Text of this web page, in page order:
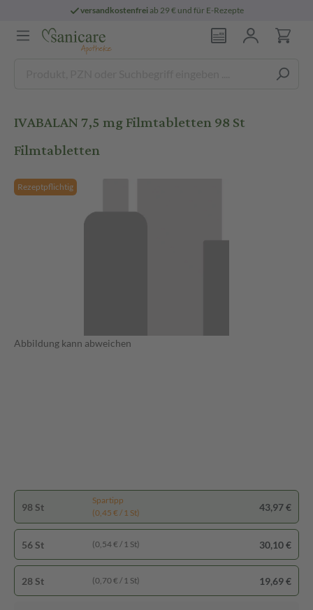
versandkostenfreiab 29 € und für E-Rezepte
IVABALAN 7,5 mg Filmtabletten 98 St
Filmtabletten
Rezeptpflichtig
Abbildung kann abweichen
98 St
Spartipp
(0,45 € / 1 St)
43,97 €
56 St (0,54 € / 1 St) 30,10 €
28 St (0,70 € / 1 St) 19,69 €